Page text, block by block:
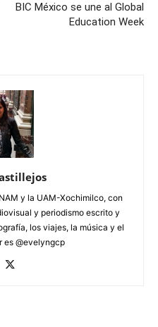
BIC México se une al Global
Education Week
y la UAM-Xochimilco, con
y periodismo escrito y
los viajes, la música y el
es @evelyngcp